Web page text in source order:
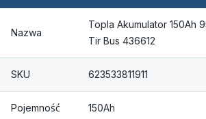
Nazwa
Topla Akumulator 150Ah
Tir Bus 436612
SKU 623533811911
Pojemność 150Ah